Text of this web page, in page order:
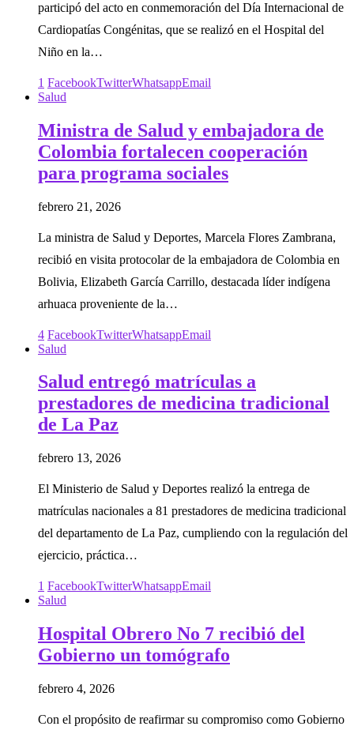
participó del acto en conmemoración del Día Internacional de
Cardiopatías Congénitas, que se realizó en el Hospital del
Niño en la…
1 FacebookTwitterWhatsappEmail
Salud
Ministra de Salud y embajadora de
Colombia fortalecen cooperación
para programa sociales
febrero 21, 2026
La ministra de Salud y Deportes, Marcela Flores Zambrana,
recibió en visita protocolar de la embajadora de Colombia en
Bolivia, Elizabeth García Carrillo, destacada líder indígena
arhuaca proveniente de la…
4 FacebookTwitterWhatsappEmail
Salud
Salud entregó matrículas a
prestadores de medicina tradicional
de La Paz
febrero 13, 2026
El Ministerio de Salud y Deportes realizó la entrega de
matrículas nacionales a 81 prestadores de medicina tradicional
del departamento de La Paz, cumpliendo con la regulación del
ejercicio, práctica…
1 FacebookTwitterWhatsappEmail
Salud
Hospital Obrero No 7 recibió del
Gobierno un tomógrafo
febrero 4, 2026
Con el propósito de reafirmar su compromiso como Gobierno